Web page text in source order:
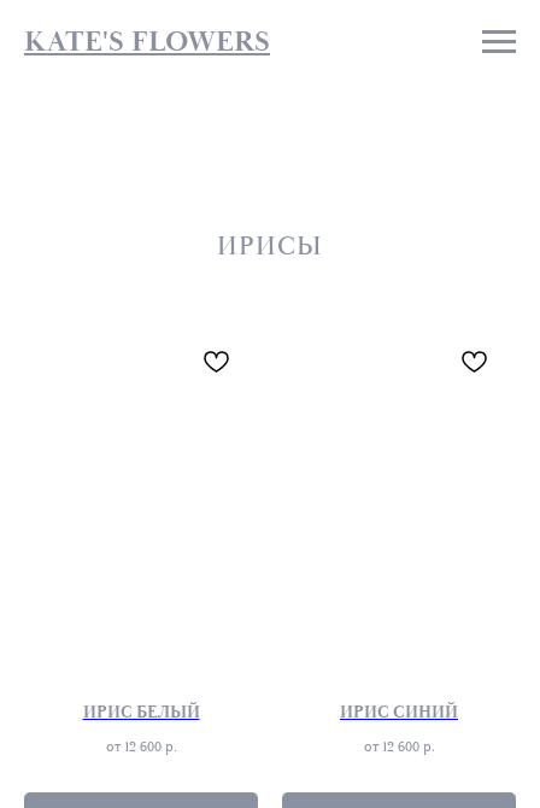
KATE'S FLOWERS
ИРИСЫ
ИРИС БЕЛЫЙ
от 12 600 р.
ИРИС СИНИЙ
от 12 600 р.